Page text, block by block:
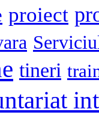
proiect
tineri